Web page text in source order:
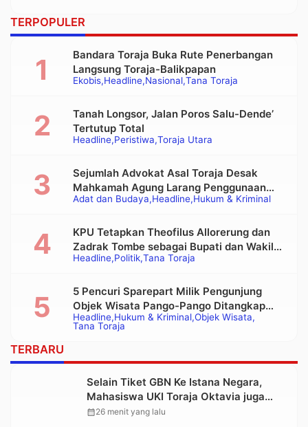
TERPOPULER
Ekobis Headline Nasional Tana Toraja
Bandara Toraja Buka Rute Penerbangan
Langsung Toraja-Balikpapan
Headline Peristiwa Toraja Utara
Tanah Longsor, Jalan Poros Salu-Dende’
Tertutup Total
Adat dan Budaya Headline Hukum & Kriminal
Sejumlah Advokat Asal Toraja Desak
Mahkamah Agung Larang Penggunaan
Alat Berat pada Eksekusi Rumah Adat
Headline Politik Tana Toraja
KPU Tetapkan Theofilus Allorerung dan
Zadrak Tombe sebagai Bupati dan Wakil
Bupati Tana Toraja Terpilih
Headline Hukum & Kriminal Objek Wisata
Tana Toraja
5 Pencuri Sparepart Milik Pengunjung
Objek Wisata Pango-Pango Ditangkap
Polisi
TERBARU
Selain Tiket GBN Ke Istana Negara,
Mahasiswa UKI Toraja Oktavia juga
Lolos ke Pekan Seni Mahasiswa
calendar_month26 menit yang lalu